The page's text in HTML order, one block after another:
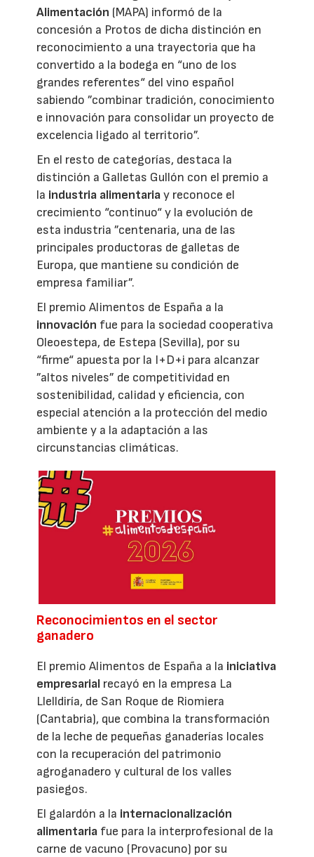
Alimentación (MAPA) informó de la
concesión a Protos de dicha distinción en
reconocimiento a una trayectoria que ha
convertido a la bodega en “uno de los
grandes referentes“ del vino español
sabiendo ”combinar tradición, conocimiento
e innovación para consolidar un proyecto de
excelencia ligado al territorio”.
En el resto de categorías, destaca la
distinción a Galletas Gullón con el premio a
la industria alimentariay reconoce el
crecimiento “continuo“ y la evolución de
esta industria ”centenaria, una de las
principales productoras de galletas de
Europa, que mantiene su condición de
empresa familiar”.
El premio Alimentos de España a la
innovación fue para la sociedad cooperativa
Oleoestepa, de Estepa (Sevilla), por su
“firme“ apuesta por la I+D+i para alcanzar
”altos niveles” de competitividad en
sostenibilidad, calidad y eficiencia, con
especial atención a la protección del medio
ambiente y a la adaptación a las
circunstancias climáticas.
Reconocimientos en el sector
ganadero
El premio Alimentos de España a la iniciativa
empresarial recayó en la empresa La
Llelldiría, de San Roque de Riomiera
(Cantabria), que combina la transformación
de la leche de pequeñas ganaderías locales
con la recuperación del patrimonio
agroganadero y cultural de los valles
pasiegos.
El galardón a la internacionalización
alimentaria fue para la interprofesional de la
carne de vacuno (Provacuno) por su